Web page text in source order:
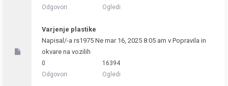
Odgovori
Ogledi
Varjenje plastike
Napisal/-a rs1975 Ne mar 16, 2025 8:05 am v Popravila in
okvare na vozilih
0
Odgovori
16394
Ogledi